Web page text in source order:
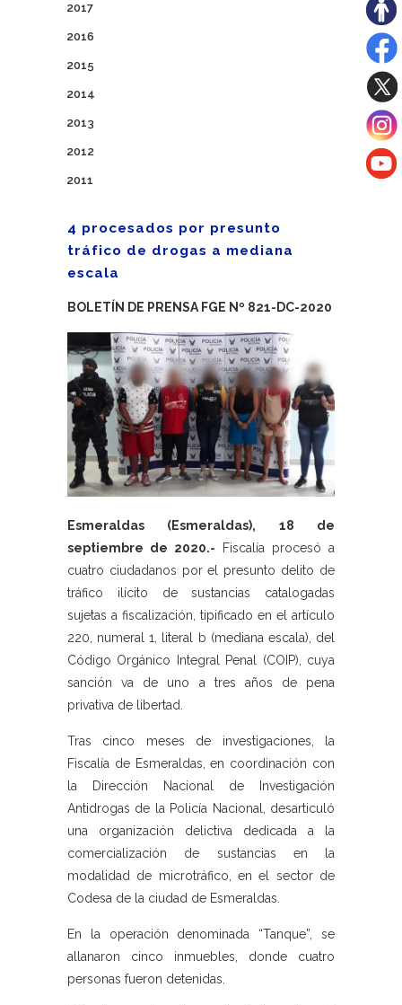
2017
2016
2015
2014
2013
2012
2011
4 procesados por presunto
tráfico de drogas a mediana
escala
BOLETÍN DE PRENSA FGE Nº 821-DC-2020
Esmeraldas (Esmeraldas), 18 de
septiembre de 2020.- Fiscalía procesó a
cuatro ciudadanos por el presunto delito de
tráfico ilícito de sustancias catalogadas
sujetas a fiscalización, tipificado en el artículo
220, numeral 1, literal b (mediana escala), del
Código Orgánico Integral Penal (COIP), cuya
sanción va de uno a tres años de pena
privativa de libertad.
Tras cinco meses de investigaciones, la
Fiscalía de Esmeraldas, en coordinación con
la Dirección Nacional de Investigación
Antidrogas de la Policía Nacional, desarticuló
una organización delictiva dedicada a la
comercialización de sustancias en la
modalidad de microtráfico, en el sector de
Codesa de la ciudad de Esmeraldas.
En la operación denominada “Tanque”, se
allanaron cinco inmuebles, donde cuatro
personas fueron detenidas.